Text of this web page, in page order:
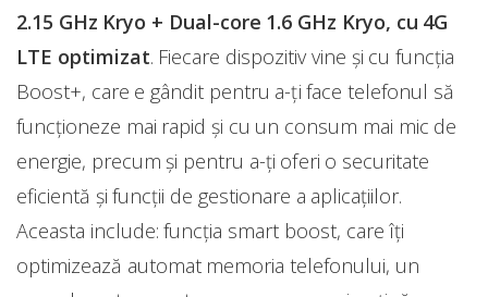
2.15 GHz Kryo + Dual-core 1.6 GHz Kryo, cu 4G
LTE optimizat. Fiecare dispozitiv vine şi cu funcția
Boost+, care e gândit pentru a-ți face telefonul să
funcționeze mai rapid și cu un consum mai mic de
energie, precum şi pentru a-ți oferi o securitate
eficientă şi funcţii de gestionare a aplicaţiilor.
Aceasta include: funcția smart boost, care îți
optimizează automat memoria telefonului, un